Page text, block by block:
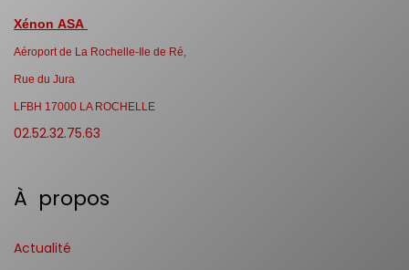
Xénon ASA
Aéroport de La Rochelle-Ile de Ré,
Rue du Jura
LFBH 17000 LA ROCHELLE
02.52.32.75.63
À propos
Actualité